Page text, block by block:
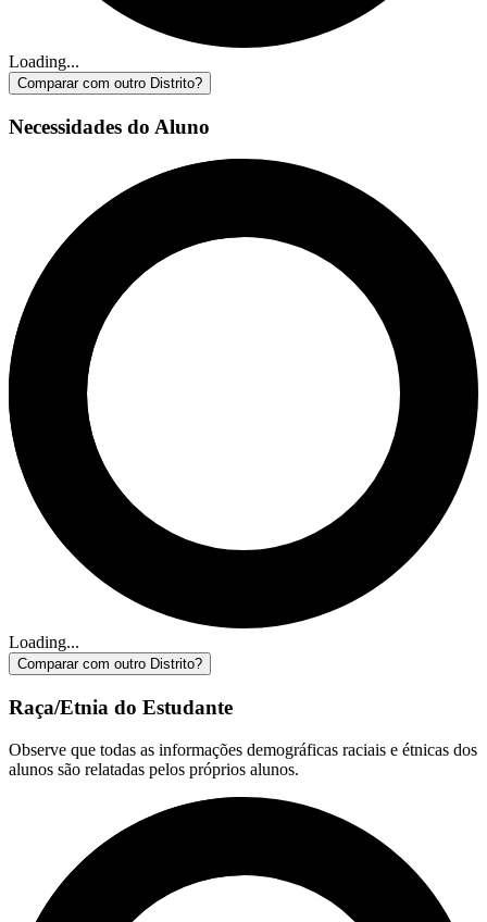
Loading...
Comparar com outro Distrito?
Necessidades do Aluno
Loading...
Comparar com outro Distrito?
Raça/Etnia do Estudante
Observe que todas as informações demográficas raciais e étnicas dos
alunos são relatadas pelos próprios alunos.